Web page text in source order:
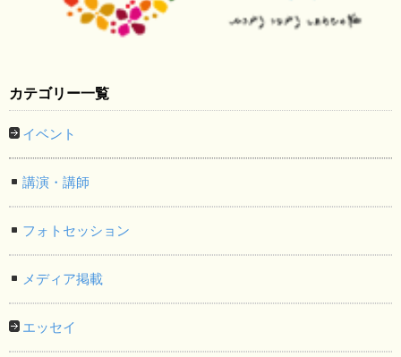
カテゴリー一覧
イベント
講演・講師
フォトセッション
メディア掲載
エッセイ